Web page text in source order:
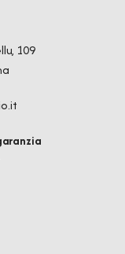
109